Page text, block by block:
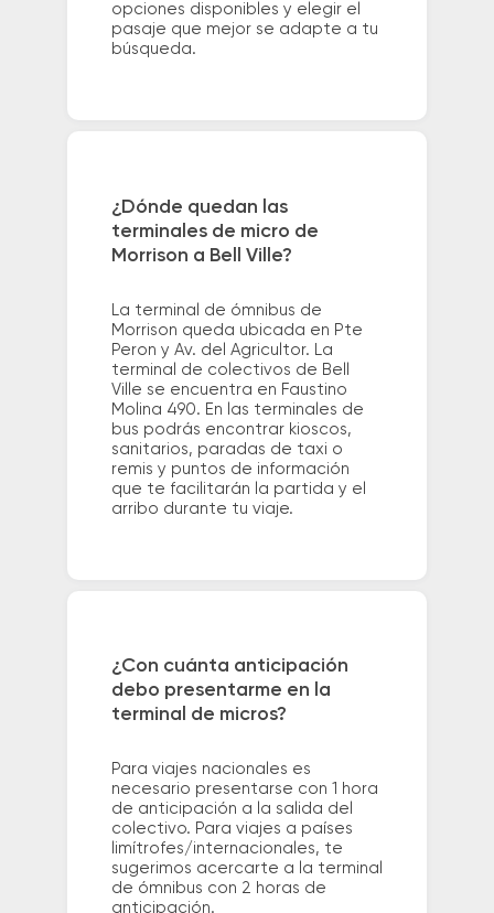
opciones disponibles y elegir el
pasaje que mejor se adapte a tu
búsqueda.
¿Dónde quedan las
terminales de micro de
Morrison a Bell Ville?
La terminal de ómnibus de
Morrison queda ubicada en Pte
Peron y Av. del Agricultor. La
terminal de colectivos de Bell
Ville se encuentra en Faustino
Molina 490. En las terminales de
bus podrás encontrar kioscos,
sanitarios, paradas de taxi o
remis y puntos de información
que te facilitarán la partida y el
arribo durante tu viaje.
¿Con cuánta anticipación
debo presentarme en la
terminal de micros?
Para viajes nacionales es
necesario presentarse con 1 hora
de anticipación a la salida del
colectivo. Para viajes a países
limítrofes/internacionales, te
sugerimos acercarte a la terminal
de ómnibus con 2 horas de
anticipación.